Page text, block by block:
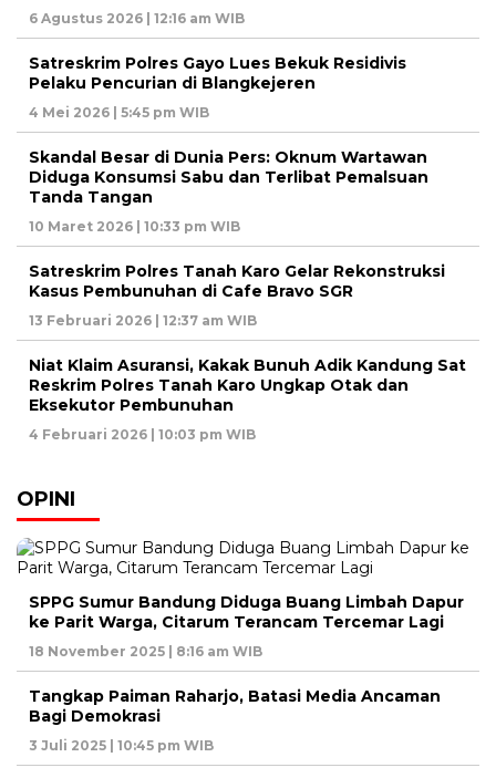
6 Agustus 2026 | 12:16 am WIB
Satreskrim Polres Gayo Lues Bekuk Residivis
Pelaku Pencurian di Blangkejeren
4 Mei 2026 | 5:45 pm WIB
Skandal Besar di Dunia Pers: Oknum Wartawan
Diduga Konsumsi Sabu dan Terlibat Pemalsuan
Tanda Tangan
10 Maret 2026 | 10:33 pm WIB
Satreskrim Polres Tanah Karo Gelar Rekonstruksi
Kasus Pembunuhan di Cafe Bravo SGR
13 Februari 2026 | 12:37 am WIB
Niat Klaim Asuransi, Kakak Bunuh Adik Kandung Sat
Reskrim Polres Tanah Karo Ungkap Otak dan
Eksekutor Pembunuhan
4 Februari 2026 | 10:03 pm WIB
OPINI
SPPG Sumur Bandung Diduga Buang Limbah Dapur
ke Parit Warga, Citarum Terancam Tercemar Lagi
18 November 2025 | 8:16 am WIB
Tangkap Paiman Raharjo, Batasi Media Ancaman
Bagi Demokrasi
3 Juli 2025 | 10:45 pm WIB